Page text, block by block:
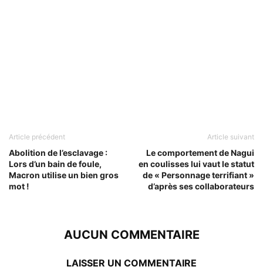
Article précédent
Abolition de l’esclavage :
Lors d’un bain de foule,
Macron utilise un bien gros
mot !
Article suivant
Le comportement de Nagui
en coulisses lui vaut le statut
de « Personnage terrifiant »
d’après ses collaborateurs
AUCUN COMMENTAIRE
LAISSER UN COMMENTAIRE